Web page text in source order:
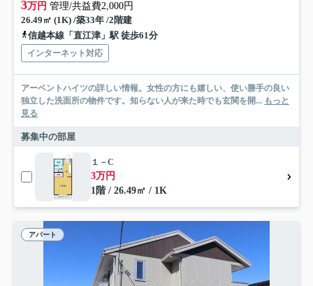
3万円 管理/共益費2,000円
26.49㎡ (1K) /築33年 /2階建
信越本線「直江津」駅 徒歩61分
インターネット対応
アーベントハイツの詳しい情報。女性の方にも嬉しい、使い勝手の良い
独立した洗面所の物件です。知らない人が来た時でも玄関を開... もっと
見る
募集中の部屋
１－C
3万円
1階 / 26.49㎡ / 1K
アパート